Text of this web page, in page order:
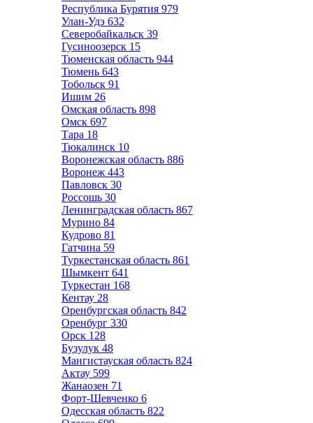
Республика Бурятия 979
Улан-Удэ 632
Северобайкальск 39
Гусиноозерск 15
Тюменская область 944
Тюмень 643
Тобольск 91
Ишим 26
Омская область 898
Омск 697
Тара 18
Тюкалинск 10
Воронежская область 886
Воронеж 443
Павловск 30
Россошь 30
Ленинградская область 867
Мурино 84
Кудрово 81
Гатчина 59
Туркестанская область 861
Шымкент 641
Туркестан 168
Кентау 28
Оренбургская область 842
Оренбург 330
Орск 128
Бузулук 48
Мангистауская область 824
Актау 599
Жанаозен 71
Форт-Шевченко 6
Одесская область 822